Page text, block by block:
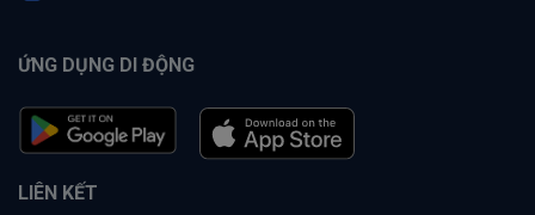
ỨNG DỤNG DI ĐỘNG
LIÊN KẾT